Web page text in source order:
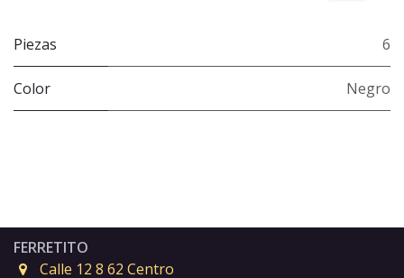
Piezas 6
Color Negro
FERRETITO
Calle 12 8 62 Centro